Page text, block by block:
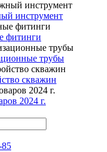
инструмент
фитинги
трубы
скважин
2024 г.
85